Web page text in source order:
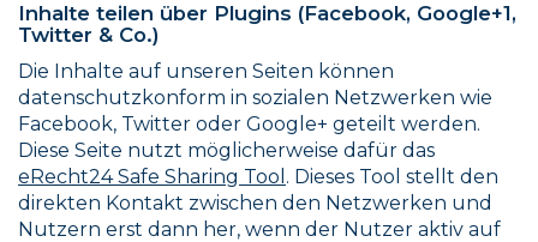
Inhalte teilen über Plugins (Facebook, Google+1,
Twitter & Co.)
Die Inhalte auf unseren Seiten können
datenschutzkonform in sozialen Netzwerken wie
Facebook, Twitter oder Google+ geteilt werden.
Diese Seite nutzt möglicherweise dafür das
eRecht24 Safe Sharing Tool . Dieses Tool stellt den
direkten Kontakt zwischen den Netzwerken und
Nutzern erst dann her, wenn der Nutzer aktiv auf